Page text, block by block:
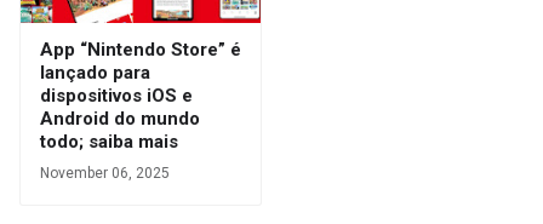
App “Nintendo Store” é
lançado para
dispositivos iOS e
Android do mundo
todo; saiba mais
November 06, 2025